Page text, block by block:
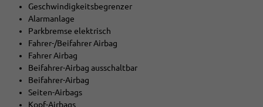
Geschwindigkeitsbegrenzer
Alarmanlage
Parkbremse elektrisch
Fahrer-/Beifahrer Airbag
Fahrer Airbag
Beifahrer-Airbag ausschaltbar
Beifahrer-Airbag
Seiten-Airbags
Kopf-Airbags